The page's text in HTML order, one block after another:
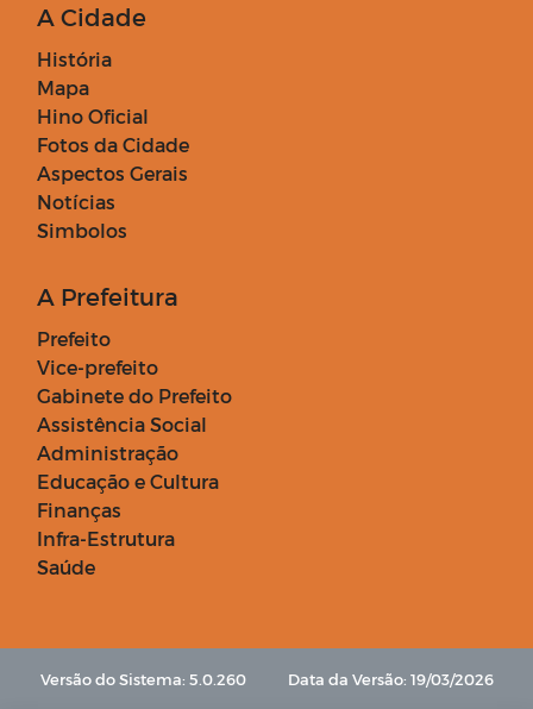
A Cidade
História
Mapa
Hino Oficial
Fotos da Cidade
Aspectos Gerais
Notícias
Simbolos
A Prefeitura
Prefeito
Vice-prefeito
Gabinete do Prefeito
Assistência Social
Administração
Educação e Cultura
Finanças
Infra-Estrutura
Saúde
Versão do Sistema: 5.0.260 Data da Versão: 19/03/2026